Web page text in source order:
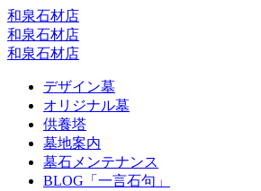
和泉石材店
和泉石材店
和泉石材店
デザイン墓
オリジナル墓
供養塔
墓地案内
墓石メンテナンス
BLOG「一言石句」